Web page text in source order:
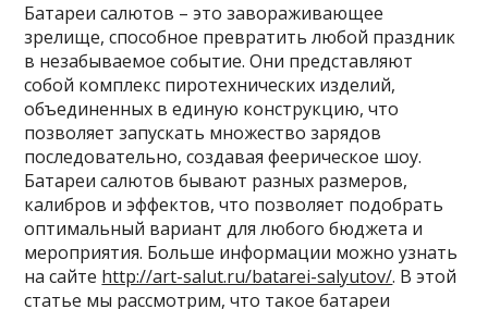
Батареи салютов – это завораживающее
зрелище, способное превратить любой праздник
в незабываемое событие. Они представляют
собой комплекс пиротехнических изделий,
объединенных в единую конструкцию, что
позволяет запускать множество зарядов
последовательно, создавая феерическое шоу.
Батареи салютов бывают разных размеров,
калибров и эффектов, что позволяет подобрать
оптимальный вариант для любого бюджета и
мероприятия. Больше информации можно узнать
на сайте http://art-salut.ru/batarei-salyutov/. В этой
статье мы рассмотрим, что такое батареи